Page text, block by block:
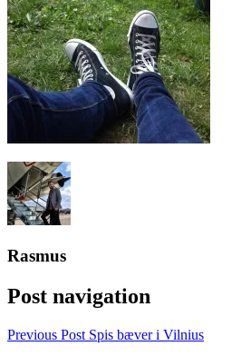
Rasmus
Post navigation
Previous Post Spis bæver i Vilnius